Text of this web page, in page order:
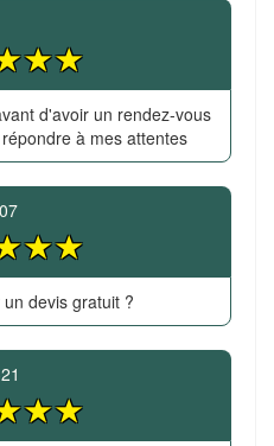
d'avoir un rendez-vous
à mes attentes
devis gratuit ?